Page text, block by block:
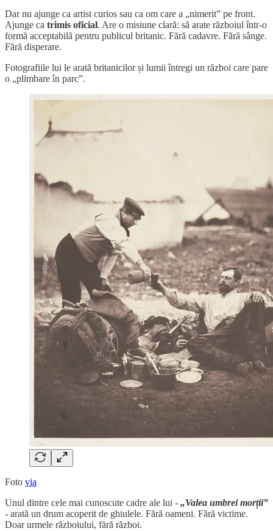
Dar nu ajunge ca artist curios sau ca om care a „nimerit” pe front.
Ajunge ca trimis oficial. Are o misiune clară: să arate războiul într-o
formă acceptabilă pentru publicul britanic. Fără cadavre. Fără sânge.
Fără disperare.
Fotografiile lui le arată britanicilor și lumii întregi un război care pare
o „plimbare în parc”.
Foto via
Unul dintre cele mai cunoscute cadre ale lui - „Valea umbrei morții”
- arată un drum acoperit de ghiulele. Fără oameni. Fără victime.
Doar urmele războiului, fără război.